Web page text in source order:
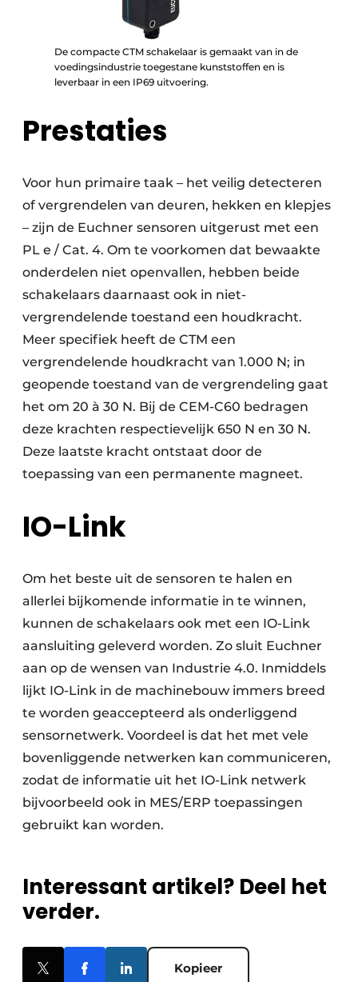
De compacte CTM schakelaar is gemaakt van in de
voedingsindustrie toegestane kunststoffen en is
leverbaar in een IP69 uitvoering.
Prestaties
Voor hun primaire taak – het veilig detecteren
of vergrendelen van deuren, hekken en klepjes
– zijn de Euchner sensoren uitgerust met een
PL e / Cat. 4. Om te voorkomen dat bewaakte
onderdelen niet openvallen, hebben beide
schakelaars daarnaast ook in niet-
vergrendelende toestand een houdkracht.
Meer specifiek heeft de CTM een
vergrendelende houdkracht van 1.000 N; in
geopende toestand van de vergrendeling gaat
het om 20 à 30 N. Bij de CEM-C60 bedragen
deze krachten respectievelijk 650 N en 30 N.
Deze laatste kracht ontstaat door de
toepassing van een permanente magneet.
IO-Link
Om het beste uit de sensoren te halen en
allerlei bijkomende informatie in te winnen,
kunnen de schakelaars ook met een IO-Link
aansluiting geleverd worden. Zo sluit Euchner
aan op de wensen van Industrie 4.0. Inmiddels
lijkt IO-Link in de machinebouw immers breed
te worden geaccepteerd als onderliggend
sensornetwerk. Voordeel is dat het met vele
bovenliggende netwerken kan communiceren,
zodat de informatie uit het IO-Link netwerk
bijvoorbeeld ook in MES/ERP toepassingen
gebruikt kan worden.
Interessant artikel? Deel het
verder.
Kopieer